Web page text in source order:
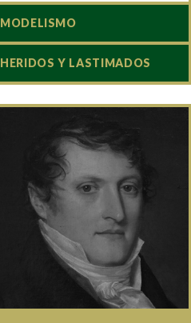
MODELISMO
HERIDOS Y LASTIMADOS